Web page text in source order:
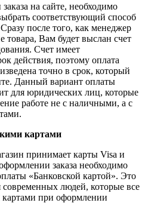
на сайте, необходимо
соответствующий способ
после того, как менеджер
товара, Вам будет выслан счет
Счет имеет
действия, поэтому оплата
точно в срок, который
Данный вариант оплаты
для юридических лиц, которые
работе не с наличными, а с
картами
принимает карты Visa и
заказа необходимо
«Банковской картой». Это
современных людей, которые все
картами при оформлении